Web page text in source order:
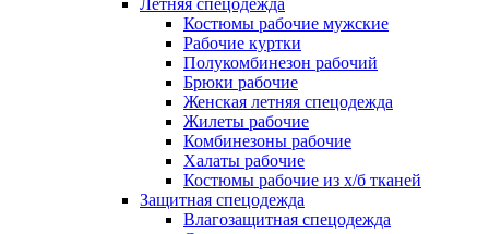
Летняя спецодежда
Костюмы рабочие мужские
Рабочие куртки
Полукомбинезон рабочий
Брюки рабочие
Женская летняя спецодежда
Жилеты рабочие
Комбинезоны рабочие
Халаты рабочие
Костюмы рабочие из х/б тканей
Защитная спецодежда
Влагозащитная спецодежда